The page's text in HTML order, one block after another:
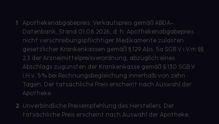
1
Apothekenabgabepreis: Verkaufspreis gemäß ABDA-
Datenbank, Stand 01.08.2026, d. h. Apothekenabgabepreis
nicht verschreibungspflichtiger Medikamente zulasten
gesetzlicher Krankenkassen gemäß § 129 Abs. 5a SGB V i.V.m §§
2,3 der Arzneimittelpreisverordnung, abzüglich eines
Abschlags zugunsten der Krankenkasse gemäß § 130 SGB V
i.H.v. 5% bei Rechnungsbegleichung innerhalb von zehn
Tagen. Der tatsächliche Preis erscheint nach Auswahl der
Apotheke.
2 Unverbindliche Preisempfehlung des Herstellers. Der
tatsächliche Preis erscheint nach Auswahl der Apotheke.